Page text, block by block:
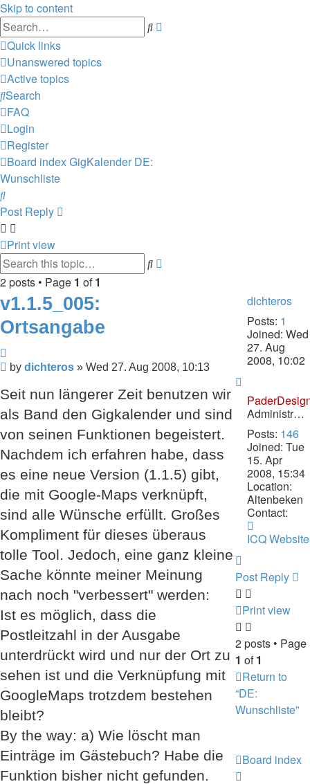
Skip to content
Search
Quick links
Unanswered topics
Active topics
Search
FAQ
Login
Register
Board indexGigKalender DE:
Wunschliste
Search
Post Reply
Print view
Search
2 posts • Page 1 of1
dichteros
Posts: 1
Joined: Wed
27. Aug
2008, 10:02
v1.1.5_005:
Ortsangabe
Post
by dichteros » Wed 27. Aug 2008, 10:13
Seit nun längerer Zeit benutzen wir
als Band den Gigkalender und sind
von seinen Funktionen begeistert.
Nachdem ich erfahren habe, dass
es eine neue Version (1.1.5) gibt,
die mit Google-Maps verknüpft,
sind alle Wünsche erfüllt. Großes
Kompliment für dieses überaus
tolle Tool. Jedoch, eine ganz kleine
Sache könnte meiner Meinung
nach noch "verbessert" werden:
Ist es möglich, dass die
Postleitzahl in der Ausgabe
unterdrückt wird und nur der Ort zu
sehen ist und die Verknüpfung mit
GoogleMaps trotzdem bestehen
bleibt?
By the way: a) Wie löscht man
Einträge im Gästebuch? Habe die
Funktion bisher nicht gefunden.
Administrator
Posts: 146
Joined: Tue
15. Apr
2008, 15:34
Location:
Altenbeken
Contact:
ICQWebsite
Post Reply
Print view
2 posts • Page
1 of1
Return to
“DE:
Wunschliste”
Board index